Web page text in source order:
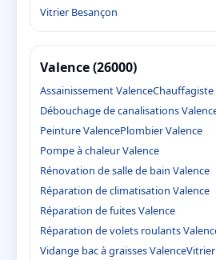
Vitrier Besançon
Valence (26000)
Assainissement ValenceChauffagiste
Débouchage de canalisations
Peinture ValencePlombier Valence
Pompe à chaleur Valence
Rénovation de salle de bain Valence
Réparation de climatisation Valence
Réparation de fuites Valence
Réparation de volets roulants
Vidange bac à graisses Valence